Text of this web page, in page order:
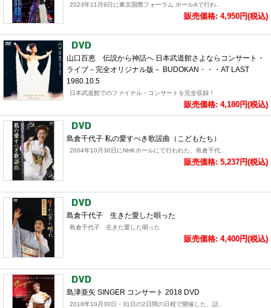
2023年11月9日に東京国際フォーラム ホールAで行わ..
販売価格: 4,950円(税込)
山口百恵 伝説から神話へ 日本武道館さよならコンサート・
ライブ－完全オリジナル版－ BUDOKAN・・・AT LAST
1980.10.5
日本武道館でのファイナル・コンサートを完全収録！
販売価格: 4,180円(税込)
島倉千代子 私の愛すべき歌謡曲（こどもたち）
2004年10月30日にNHKホールにて行われた、島倉千代..
販売価格: 5,237円(税込)
島倉千代子 生きた愛した唄った
島倉千代子 生きた愛した唄った
販売価格: 4,400円(税込)
島津亜矢 SINGER コンサート 2018 DVD
2018年10月30日・31日の2日間の日程で開催した、話..